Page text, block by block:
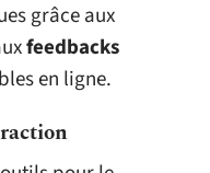
grâce aux
feedbacks
en ligne.